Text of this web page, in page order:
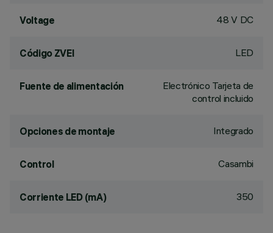
Voltage 48 V DC
Código ZVEI LED
Fuente de alimentación
Electrónico Tarjeta de
control incluido
Opciones de montaje Integrado
Control Casambi
Corriente LED (mA) 350